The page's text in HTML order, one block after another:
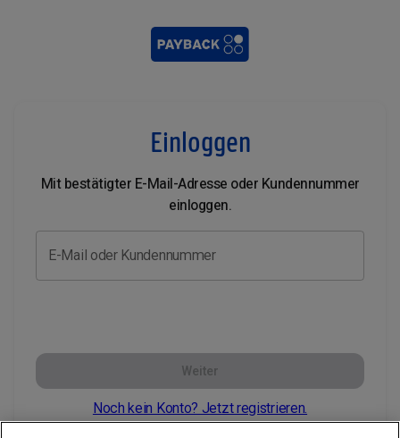
Einloggen
Mit bestätigter E-Mail-Adresse oder Kundennummer
einloggen.
E-Mail oder Kundennummer
Weiter
Noch kein Konto? Jetzt registrieren.